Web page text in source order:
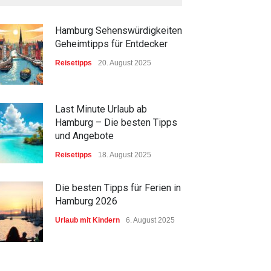
Hamburg Sehenswürdigkeiten
Geheimtipps für Entdecker
Reisetipps 20. August 2025
Last Minute Urlaub ab
Hamburg – Die besten Tipps
und Angebote
Reisetipps 18. August 2025
Die besten Tipps für Ferien in
Hamburg 2026
Urlaub mit Kindern 6. August 2025